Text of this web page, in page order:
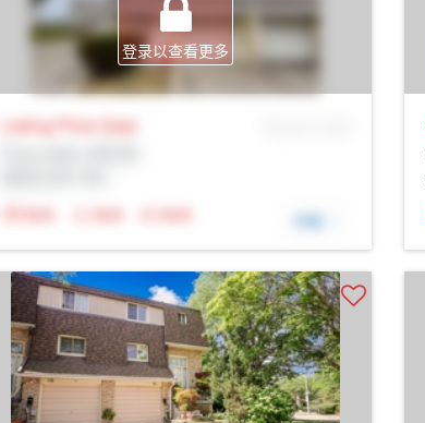
登录以查看更多
Listing Price Sale
N/A
N/A N/A 详细